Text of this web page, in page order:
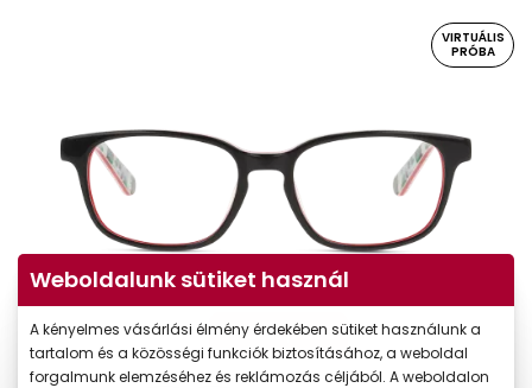
VIRTUÁLIS
PRÓBA
Virtuális próba
Weboldalunk sütiket használ
A kényelmes vásárlási élmény érdekében sütiket használunk a
tartalom és a közösségi funkciók biztosításához, a weboldal
forgalmunk elemzéséhez és reklámozás céljából. A weboldalon